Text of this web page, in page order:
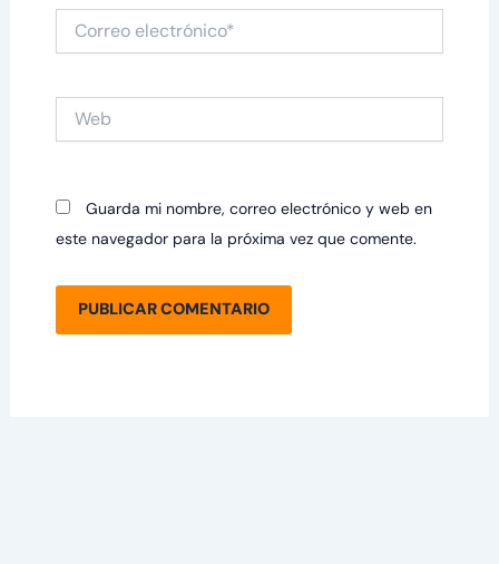
Correo
electrónico*
Guarda mi nombre, correo electrónico y web en
este navegador para la próxima vez que comente.